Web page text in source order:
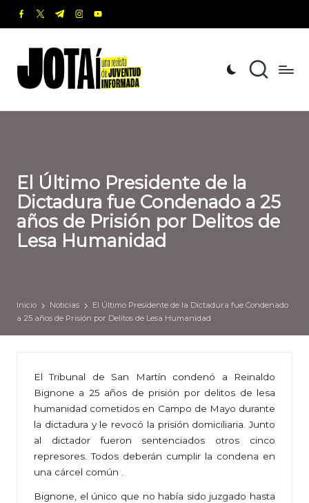
Saltar
contenido
facebook.com
twitter.com
t.me instagram.com
youtube.com
o
t
revista
de
Informada
El Último Presidente de la
Dictadura fue Condenado a 25
años de Prisión por Delitos de
Lesa Humanidad
Inicio Noticias
El Último Presidente de la Dictadura fue Condenado
a 25 años de Prisión por Delitos de Lesa Humanidad
El Tribunal de San Martín condenó a Reinaldo
Bignone a 25 años de prisión por delitos de lesa
humanidad cometidos en Campo de Mayo durante
la dictadura y le revocó la prisión domiciliaria. Junto
al dictador fueron sentenciados otros cinco
represores. Todos deberán cumplir la condena en
una cárcel común .
Bignone, el único que no había sido juzgado hasta